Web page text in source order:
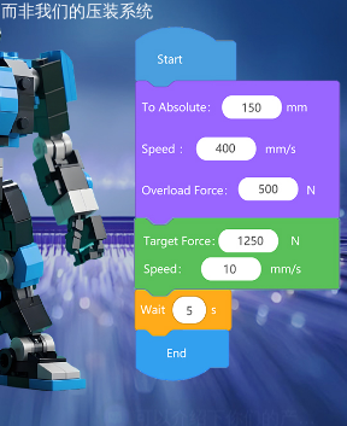
而非我们的压装系统